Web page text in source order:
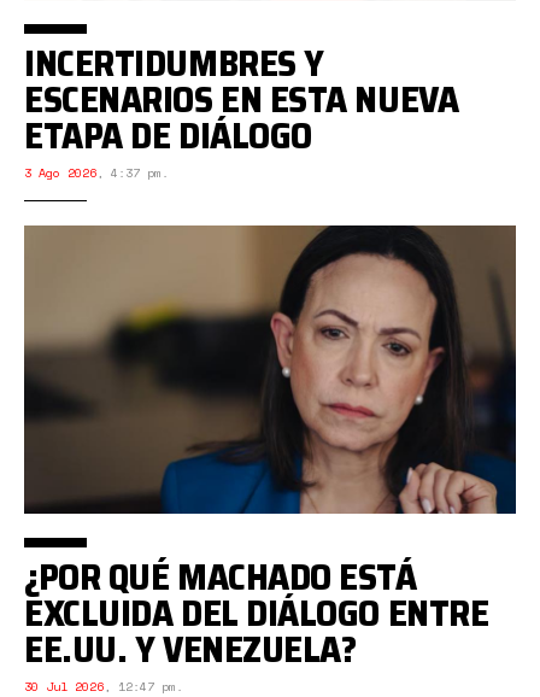
INCERTIDUMBRES Y
ESCENARIOS EN ESTA NUEVA
ETAPA DE DIÁLOGO
3 Ago 2026, 4:37 pm.
¿POR QUÉ MACHADO ESTÁ
EXCLUIDA DEL DIÁLOGO ENTRE
EE.UU. Y VENEZUELA?
30 Jul 2026, 12:47 pm.